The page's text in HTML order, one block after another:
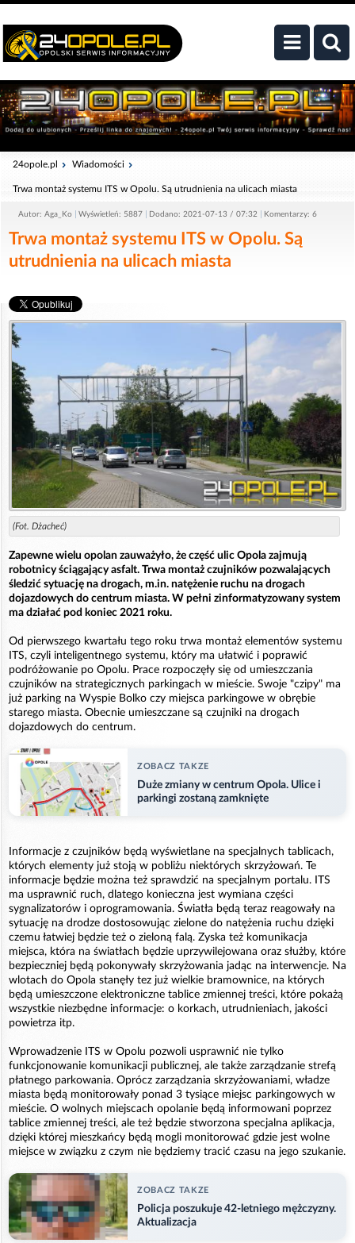
24opole.pl Wiadomości
Trwa montaż systemu ITS w Opolu. Są utrudnienia na ulicach miasta
Autor: Aga_Ko Wyświetleń: 5887 Dodano: 2021-07-13 / 07:32 Komentarzy: 6
Trwa montaż systemu ITS w Opolu. Są
utrudnienia na ulicach miasta
(Fot. Dżacheć)
Zapewne wielu opolan zauważyło, że część ulic Opola zajmują
robotnicy ściągający asfalt. Trwa montaż czujników pozwalających
śledzić sytuację na drogach, m.in. natężenie ruchu na drogach
dojazdowych do centrum miasta. W pełni zinformatyzowany system
ma działać pod koniec 2021 roku.
Od pierwszego kwartału tego roku trwa montaż elementów systemu
ITS, czyli inteligentnego systemu, który ma ułatwić i poprawić
podróżowanie po Opolu. Prace rozpoczęły się od umieszczania
czujników na strategicznych parkingach w mieście. Swoje "czipy" ma
już parking na Wyspie Bolko czy miejsca parkingowe w obrębie
starego miasta. Obecnie umieszczane są czujniki na drogach
dojazdowych do centrum.
ZOBACZ TAKZE
Duże zmiany w centrum Opola. Ulice i
parkingi zostaną zamknięte
Informacje z czujników będą wyświetlane na specjalnych tablicach,
których elementy już stoją w pobliżu niektórych skrzyżowań. Te
informacje będzie można też sprawdzić na specjalnym portalu. ITS
ma usprawnić ruch, dlatego konieczna jest wymiana części
sygnalizatorów i oprogramowania. Światła będą teraz reagowały na
sytuację na drodze dostosowując zielone do natężenia ruchu dzięki
czemu łatwiej będzie też o zieloną falą. Zyska też komunikacja
miejsca, która na światłach będzie uprzywilejowana oraz służby, które
bezpieczniej będą pokonywały skrzyżowania jadąc na interwencje. Na
wlotach do Opola stanęły tez już wielkie bramownice, na których
będą umieszczone elektroniczne tablice zmiennej treści, które pokażą
wszystkie niezbędne informacje: o korkach, utrudnieniach, jakości
powietrza itp.
Wprowadzenie ITS w Opolu pozwoli usprawnić nie tylko
funkcjonowanie komunikacji publicznej, ale także zarządzanie strefą
płatnego parkowania. Oprócz zarządzania skrzyżowaniami, władze
miasta będą monitorowały ponad 3 tysiące miejsc parkingowych w
mieście. O wolnych miejscach opolanie będą informowani poprzez
tablice zmiennej treści, ale też będzie stworzona specjalna aplikacja,
dzięki której mieszkańcy będą mogli monitorować gdzie jest wolne
miejsce w związku z czym nie będziemy tracić czasu na jego szukanie.
ZOBACZ TAKZE
Policja poszukuje 42-letniego mężczyzny.
Aktualizacja